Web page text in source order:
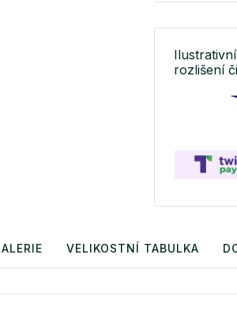
rozlišení
VELIKOSTNÍ TABULKA